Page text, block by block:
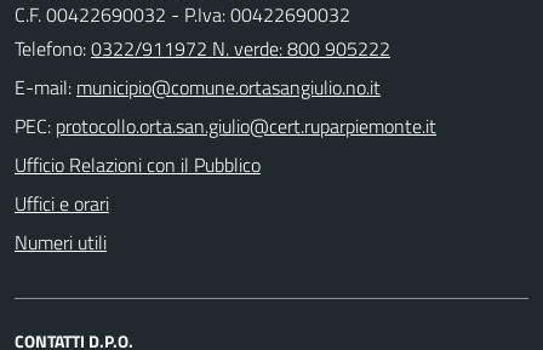
C.F. 00422690032 - P.Iva: 00422690032
Telefono:0322/911972 N. verde: 800 905222
E-mail:
PEC:
Ufficio Relazioni con il Pubblico
Uffici e orari
Numeri utili
CONTATTI D.P.O.